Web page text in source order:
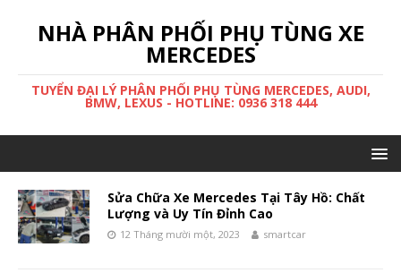
NHÀ PHÂN PHỐI PHỤ TÙNG XE
MERCEDES
TUYỂN ĐẠI LÝ PHÂN PHỐI PHỤ TÙNG MERCEDES, AUDI,
BMW, LEXUS - HOTLINE: 0936 318 444
Sửa Chữa Xe Mercedes Tại Tây Hồ: Chất
Lượng và Uy Tín Đỉnh Cao
12 Tháng mười một, 2023 smartcar